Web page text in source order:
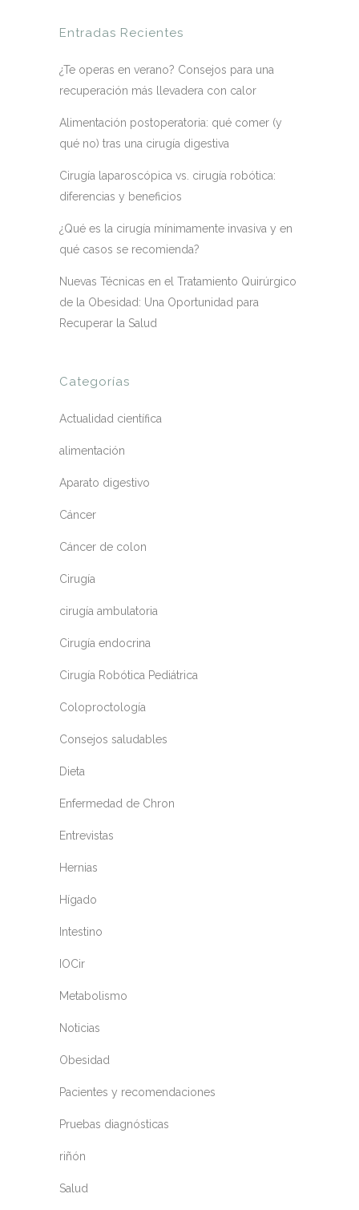
Entradas Recientes
¿Te operas en verano? Consejos para una
recuperación más llevadera con calor
Alimentación postoperatoria: qué comer (y
qué no) tras una cirugía digestiva
Cirugía laparoscópica vs. cirugía robótica:
diferencias y beneficios
¿Qué es la cirugía mínimamente invasiva y en
qué casos se recomienda?
Nuevas Técnicas en el Tratamiento Quirúrgico
de la Obesidad: Una Oportunidad para
Recuperar la Salud
Categorías
Actualidad científica
alimentación
Aparato digestivo
Cáncer
Cáncer de colon
Cirugía
cirugía ambulatoria
Cirugía endocrina
Cirugía Robótica Pediátrica
Coloproctología
Consejos saludables
Dieta
Enfermedad de Chron
Entrevistas
Hernias
Hígado
Intestino
IOCir
Metabolismo
Noticias
Obesidad
Pacientes y recomendaciones
Pruebas diagnósticas
riñón
Salud